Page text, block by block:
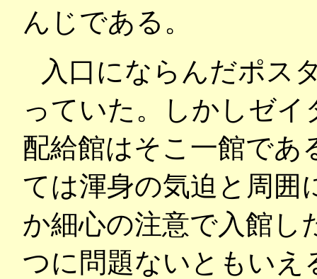
んじである。
入口にならんだポス
っていた。しかしゼ
配給館はそこ一館であ
ては渾身の気迫と周囲
か細心の注意で入館し
つに問題ないともい